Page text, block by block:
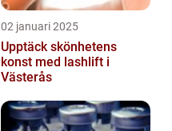
02 januari 2025
Upptäck skönhetens
konst med lashlift i
Västerås